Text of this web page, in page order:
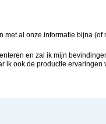
met al onze informatie bijna (of
en zal ik mijn
ik ook de productie ervaringen